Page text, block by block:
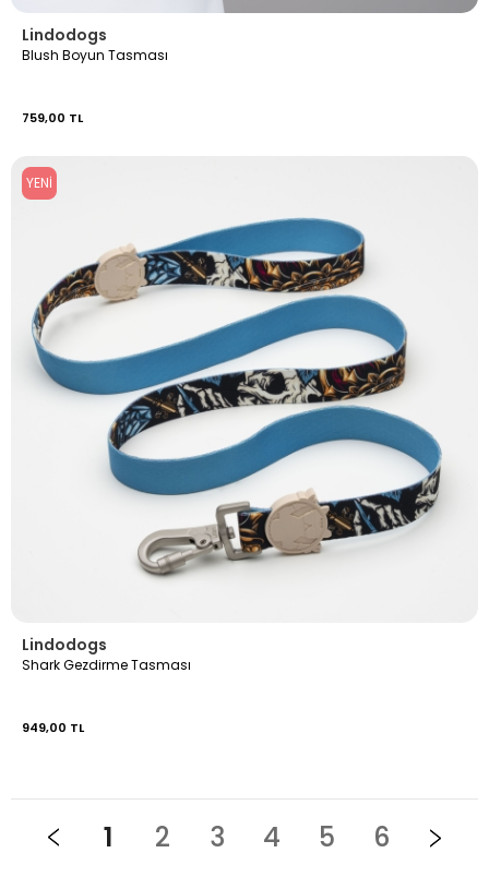
Lindodogs
Blush Boyun Tasması
759,00 TL
YENI
Lindodogs
Shark Gezdirme Tasması
949,00 TL
1 2 3 4 5 6